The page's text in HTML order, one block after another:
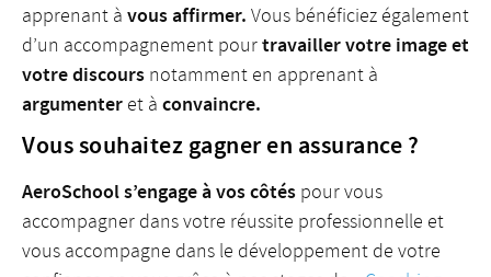
apprenant à vous affirmer. Vous bénéficiez également
d’un accompagnement pourtravailler votre image et
votre discours notamment en apprenant à
argumenter et à convaincre.
Vous souhaitez gagner en assurance ?
AeroSchool s’engage à vos côtés pour vous
accompagner dans votre réussite professionnelle et
vous accompagne dans le développement de votre